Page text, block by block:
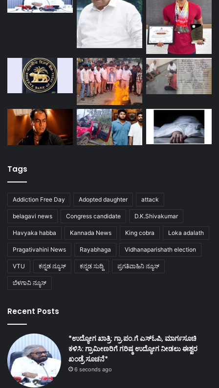
Tags
Addiction Free Day Adopted daughter attack
belagavi news Congress candidate D.K.Shivakumar
Havyaka habba Kannada News King cobra Loka adalath
Pragativahini News Rayabhaga Vidhanaparishath election
VTU ಕನ್ನಡ ನ್ಯೂಸ್ ಕನ್ನಡ ಸುದ್ದಿ ಪ್ರಗತಿವಾಹಿನಿ ನ್ಯೂಸ್
ಬೆಳಗಾವಿ ನ್ಯೂಸ್
Recent Posts
*ಉದ್ಯೋಗ ಖಾತ್ರಿ: ಗ್ರಾ.ಪಂ.ಗೆ ಎಸ್ಓಪಿ, ಮಾರ್ಗಸೂಚಿ
ಕಳಿಸಿ: ಗ್ರಾಮೀಣರಿಗೆ ಗರಿಷ್ಠ ಉದ್ಯೋಗ ನೀಡಲು ಈಶ್ವರ
ಖಂಡ್ರೆ ಸೂಚನೆ*
6 seconds ago